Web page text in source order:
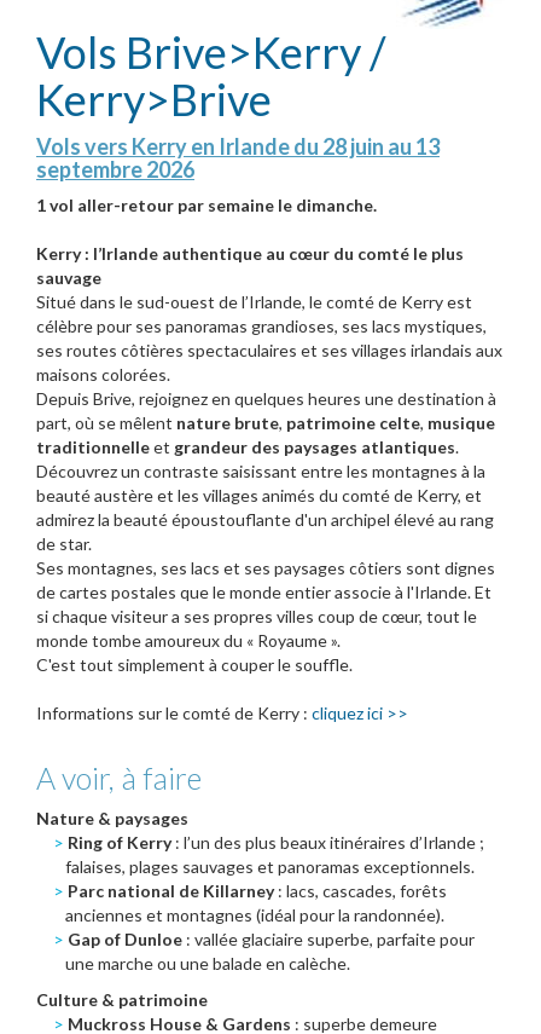
Vols Brive>Kerry /
Kerry>Brive
Vols vers Kerry en Irlande du 28 juin au 13
septembre 2026
1 vol aller-retour par semaine le dimanche.
Kerry : l’Irlande authentique au cœur du comté le plus
sauvage
Situé dans le sud-ouest de l’Irlande, le comté de Kerry est
célèbre pour ses panoramas grandioses, ses lacs mystiques,
ses routes côtières spectaculaires et ses villages irlandais aux
maisons colorées.
Depuis Brive, rejoignez en quelques heures une destination à
part, où se mêlent nature brute, patrimoine celte, musique
traditionnelleet grandeur des paysages atlantiques.
Découvrez un contraste saisissant entre les montagnes à la
beauté austère et les villages animés du comté de Kerry, et
admirez la beauté époustouflante d'un archipel élevé au rang
de star.
Ses montagnes, ses lacs et ses paysages côtiers sont dignes
de cartes postales que le monde entier associe à l'Irlande. Et
si chaque visiteur a ses propres villes coup de cœur, tout le
monde tombe amoureux du « Royaume ».
C'est tout simplement à couper le souffle.
Informations sur le comté de Kerry : cliquez ici >>
A voir, à faire
Nature & paysages
Ring of Kerry: l’un des plus beaux itinéraires d’Irlande ;
falaises, plages sauvages et panoramas exceptionnels.
Parc national de Killarney: lacs, cascades, forêts
anciennes et montagnes (idéal pour la randonnée).
Gap of Dunloe : vallée glaciaire superbe, parfaite pour
une marche ou une balade en calèche.
Culture & patrimoine
Muckross House & Gardens : superbe demeure